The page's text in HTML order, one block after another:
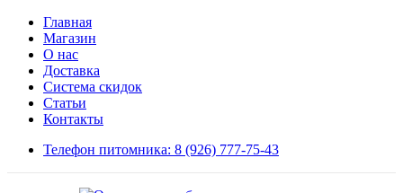
Главная
Магазин
О нас
Доставка
Система скидок
Статьи
Контакты
Телефон питомника: 8 (926) 777-75-43